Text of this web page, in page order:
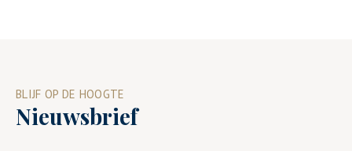
BLIJF OP DE HOOGTE
Nieuwsbrief